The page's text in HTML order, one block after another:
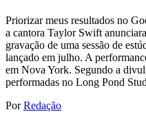
Priorizar meus resultados no
a cantora Taylor Swift
gravação de uma sessão de
lançado em julho. A
em Nova York. Segundo a
performadas no Long Pond
PorRedação